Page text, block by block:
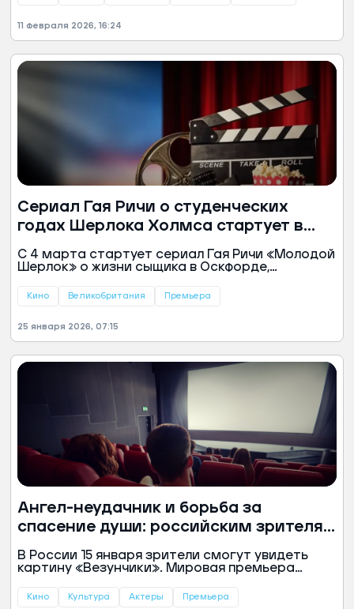
11 февраля 2026, 16:24
Сериал Гая Ричи о студенческих
годах Шерлока Холмса стартует в
марте
С 4 марта стартует сериал Гая Ричи «Молодой
Шерлок» о жизни сыщика в Оскфорде,
Дебютный сезон будет посвящен
Кино Великобритания Премьера
25 января 2026, 07:15
Ангел-неудачник и борьба за
спасение души: российским зрителям
представят комедию «Везунчики»
В России 15 января зрители смогут увидеть
картину «Везунчики». Мировая премьера
приняли его достаточно благосклонно, ангел в
Кино Культура Актеры Премьера